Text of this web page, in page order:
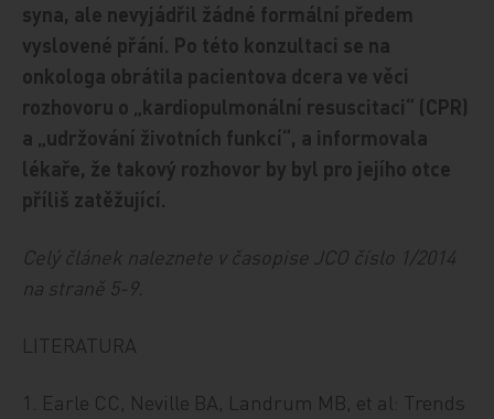
syna, ale nevyjádřil žádné formální předem
vyslovené přání. Po této konzultaci se na
onkologa obrátila pacientova dcera ve věci
rozhovoru o „kardiopulmonální resuscitaci“ (CPR)
a „udržování životních funkcí“, a informovala
lékaře, že takový rozhovor by byl pro jejího otce
příliš zatěžující.
Celý článek naleznete v časopise JCO číslo 1/2014
na straně 5-9.
LITERATURA
1. Earle CC, Neville BA, Landrum MB, et al: Trends